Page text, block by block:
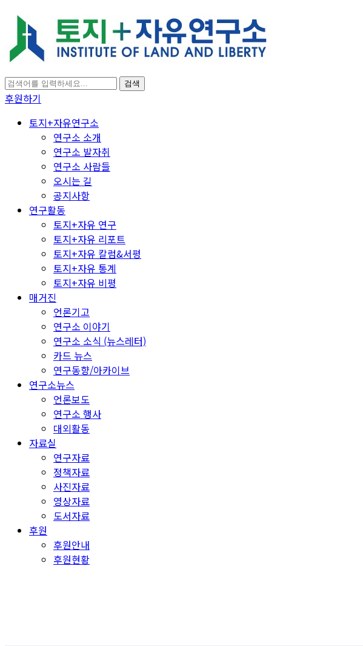
검색
후원하기
토지+자유연구소
연구소 소개
연구소 발자취
연구소 사람들
오시는 길
공지사항
연구활동
토지+자유 연구
토지+자유 리포트
토지+자유 칼럼&서평
토지+자유 통계
토지+자유 비평
매거진
언론기고
연구소 이야기
연구소 소식 (뉴스레터)
카드 뉴스
연구동향/아카이브
연구소뉴스
언론보도
연구소 행사
대외활동
자료실
연구자료
정책자료
사진자료
영상자료
도서자료
후원
후원안내
후원현황